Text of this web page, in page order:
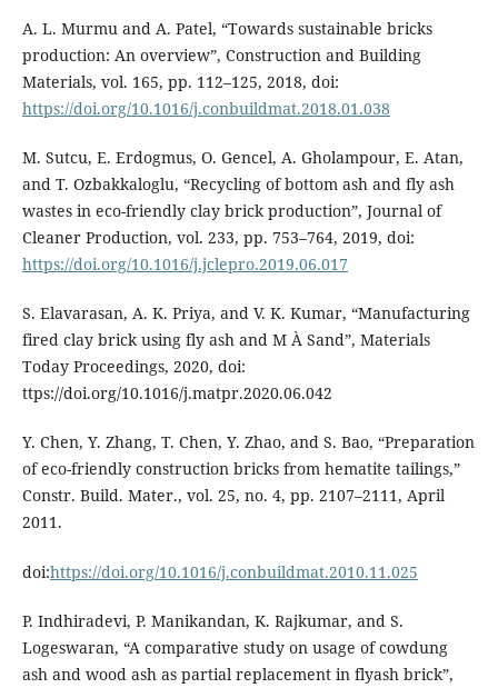
A. L. Murmu and A. Patel, “Towards sustainable bricks
production: An overview”, Construction and Building
Materials, vol. 165, pp. 112–125, 2018, doi:
https://doi.org/10.1016/j.conbuildmat.2018.01.038
M. Sutcu, E. Erdogmus, O. Gencel, A. Gholampour, E. Atan,
and T. Ozbakkaloglu, “Recycling of bottom ash and fly ash
wastes in eco-friendly clay brick production”, Journal of
Cleaner Production, vol. 233, pp. 753–764, 2019, doi:
https://doi.org/10.1016/j.jclepro.2019.06.017
S. Elavarasan, A. K. Priya, and V. K. Kumar, “Manufacturing
fired clay brick using fly ash and M À Sand”, Materials
Today Proceedings, 2020, doi:
ttps://doi.org/10.1016/j.matpr.2020.06.042
Y. Chen, Y. Zhang, T. Chen, Y. Zhao, and S. Bao, “Preparation
of eco-friendly construction bricks from hematite tailings,”
Constr. Build. Mater., vol. 25, no. 4, pp. 2107–2111, April
2011.
doi:https://doi.org/10.1016/j.conbuildmat.2010.11.025
P. Indhiradevi, P. Manikandan, K. Rajkumar, and S.
Logeswaran, “A comparative study on usage of cowdung
ash and wood ash as partial replacement in flyash brick”,